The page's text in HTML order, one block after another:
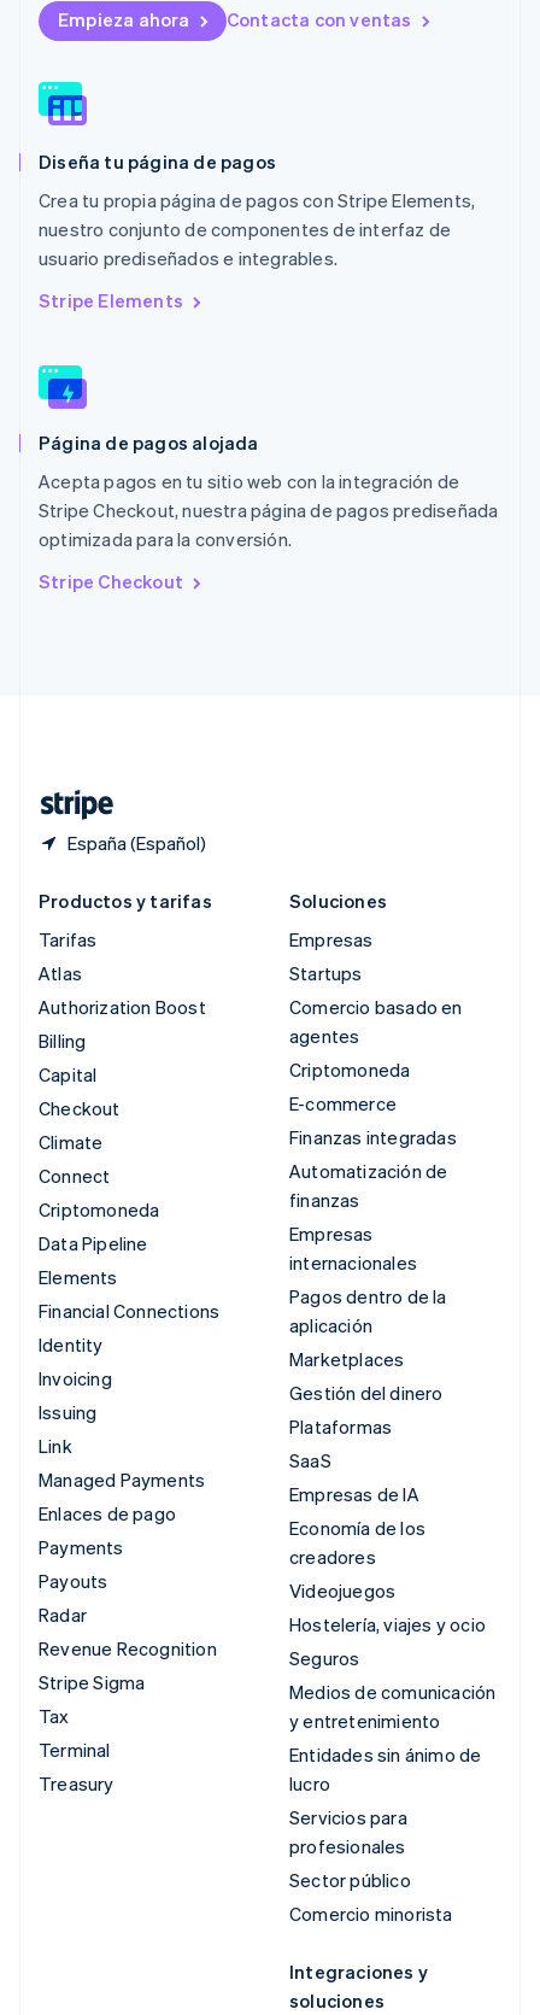
Empieza ahora Contacta con ventas
Diseña tu página de pagos
Crea tu propia página de pagos con Stripe Elements,
nuestro conjunto de componentes de interfaz de
usuario prediseñados e integrables.
Stripe Elements
Página de pagos alojada
Acepta pagos en tu sitio web con la integración de
Stripe Checkout, nuestra página de pagos prediseñada
optimizada para la conversión.
Stripe Checkout
España (Español)
Malasia
English
México
Noruega
English
Nueva Zelanda
Países Bajos
Nederlands English
Portugal
Português
English简体中文
Reino Unido
English
República Checa
English
English
Productos y tarifas
Tarifas
Atlas
Authorization Boost
Billing
Capital
Checkout
Climate
Connect
Criptomoneda
Data Pipeline
Elements
Financial Connections
Identity
Invoicing
Issuing
Link
Managed Payments
Enlaces de pago
Payments
Payouts
Radar
Revenue Recognition
Stripe Sigma
Tax
Terminal
Treasury
Soluciones
Empresas
Startups
Comercio basado en
agentes
Criptomoneda
E-commerce
Finanzas integradas
Automatización de
finanzas
Empresas
internacionales
Pagos dentro de la
aplicación
Marketplaces
Gestión del dinero
Plataformas
SaaS
Empresas de IA
Economía de los
creadores
Videojuegos
Hostelería, viajes y ocio
Seguros
Medios de comunicación
y entretenimiento
Entidades sin ánimo de
lucro
Servicios para
profesionales
Sector público
Comercio minorista
Integraciones y
soluciones